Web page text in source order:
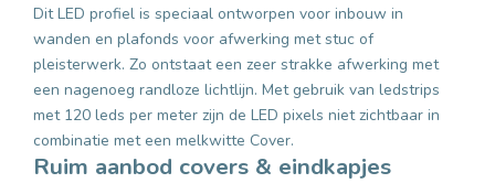
Dit LED profiel is speciaal ontworpen voor inbouw in
wanden en plafonds voor afwerking met stuc of
pleisterwerk. Zo ontstaat een zeer strakke afwerking met
een nagenoeg randloze lichtlijn. Met gebruik van ledstrips
met 120 leds per meter zijn de LED pixels niet zichtbaar in
combinatie met een melkwitte Cover.
Ruim aanbod covers & eindkapjes